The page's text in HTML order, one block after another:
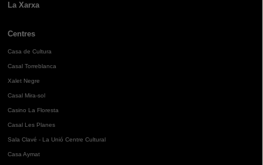
La Xarxa
Centres
Casa de Cultura
Casal Torreblanca
Xalet Negre
Casal Mira-sol
Casino La Floresta
Casal Les Planes
Sala Clavé - La Unió Centre Cultural
Casa Aymat